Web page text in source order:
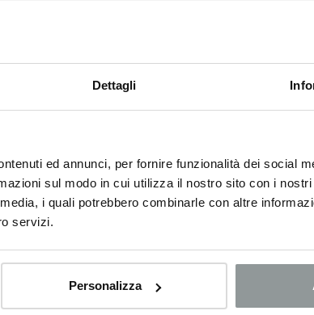
Dettagli
ed annunci, per fornire funzionalità dei social
sul modo in cui utilizza il nostro sito con i
i quali potrebbero combinarle con altre
servizi.
Personalizza
Townstar